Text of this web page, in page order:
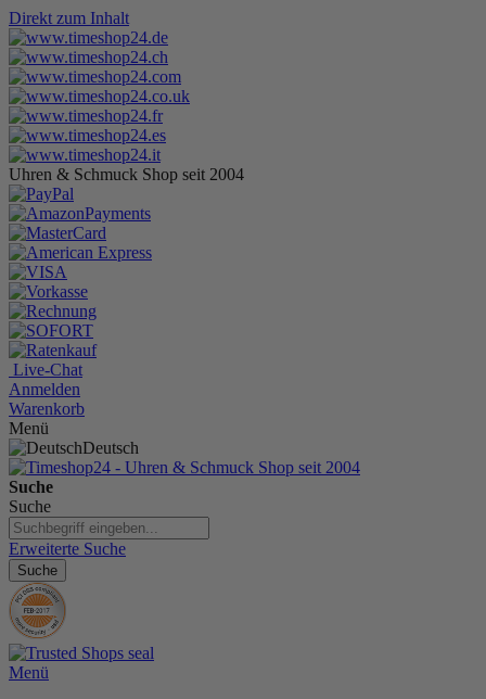
Direkt zum Inhalt
Uhren & Schmuck Shop seit 2004
Live-Chat
Anmelden
Warenkorb
Menü
Deutsch
Suche
Suche
Erweiterte Suche
Suche
Menü